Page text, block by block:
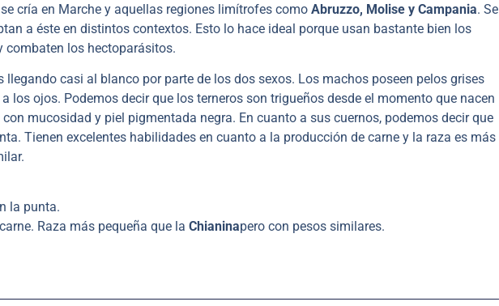
cría en Marche y aquellas regiones limítrofes como Abruzzo, Molise y Campania. Se
a éste en distintos contextos. Esto lo hace ideal porque usan bastante bien los
los hectoparásitos.
casi al blanco por parte de los dos sexos. Los machos poseen pelos grises
los ojos. Podemos decir que los terneros son trigueños desde el momento que nacen
mucosidad y piel pigmentada negra. En cuanto a sus cuernos, podemos decir que
Tienen excelentes habilidades en cuanto a la producción de carne y la raza es más
la punta.
Raza más pequeña que la Chianinapero con pesos similares.